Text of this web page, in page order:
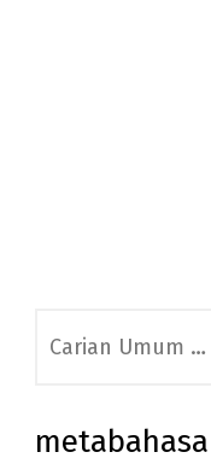
for:
metabahasa